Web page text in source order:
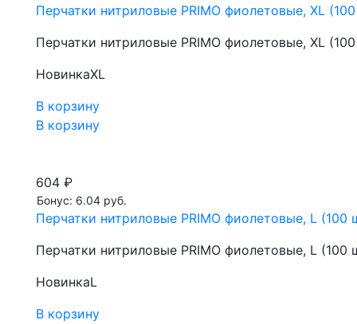
Перчатки нитриловые PRIMO фиолетовые, XL
Перчатки нитриловые PRIMO фиолетовые, XL
НовинкаXL
В корзину
В корзину
604 ₽
Бонус: 6.04 руб.
Перчатки нитриловые PRIMO фиолетовые, L (100
Перчатки нитриловые PRIMO фиолетовые, L (100
НовинкаL
В корзину